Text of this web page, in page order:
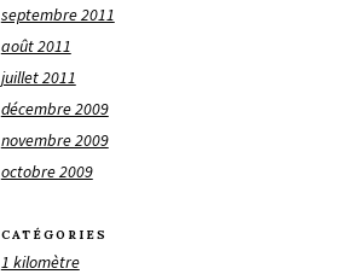
septembre 2011
août 2011
juillet 2011
décembre 2009
novembre 2009
octobre 2009
CATÉGORIES
1 kilomètre